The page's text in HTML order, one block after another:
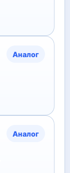
Аналог
Аналог